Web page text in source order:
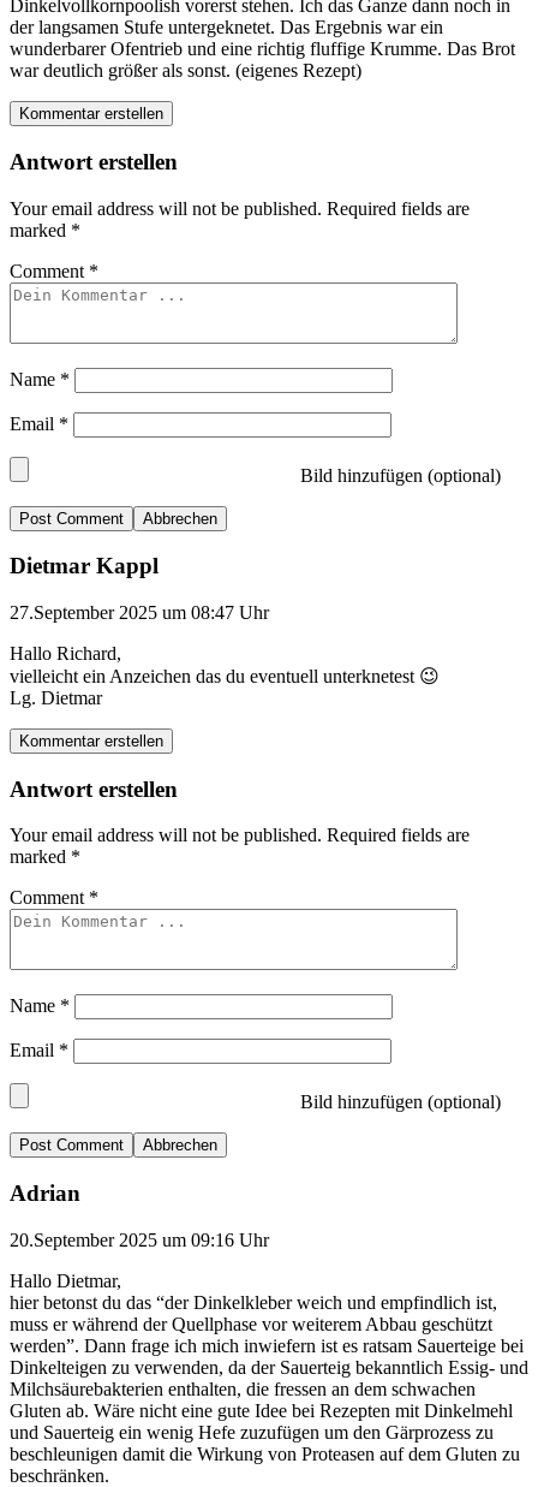
Dinkelvollkornpoolish vorerst stehen. Ich das Ganze dann noch in
der langsamen Stufe untergeknetet. Das Ergebnis war ein
wunderbarer Ofentrieb und eine richtig fluffige Krumme. Das Brot
war deutlich größer als sonst. (eigenes Rezept)
Kommentar erstellen
Antwort erstellen
Your email address will not be published. Required fields are
marked *
Comment *
Name *
Email *
Bild hinzufügen (optional)
Abbrechen
Dietmar Kappl
27.September 2025 um 08:47 Uhr
Hallo Richard,
vielleicht ein Anzeichen das du eventuell unterknetest 😉
Lg. Dietmar
Kommentar erstellen
Antwort erstellen
Your email address will not be published. Required fields are
marked *
Comment *
Name *
Email *
Bild hinzufügen (optional)
Abbrechen
Adrian
20.September 2025 um 09:16 Uhr
Hallo Dietmar,
hier betonst du das “der Dinkelkleber weich und empfindlich ist,
muss er während der Quellphase vor weiterem Abbau geschützt
werden”. Dann frage ich mich inwiefern ist es ratsam Sauerteige bei
Dinkelteigen zu verwenden, da der Sauerteig bekanntlich Essig- und
Milchsäurebakterien enthalten, die fressen an dem schwachen
Gluten ab. Wäre nicht eine gute Idee bei Rezepten mit Dinkelmehl
und Sauerteig ein wenig Hefe zuzufügen um den Gärprozess zu
beschleunigen damit die Wirkung von Proteasen auf dem Gluten zu
beschränken.